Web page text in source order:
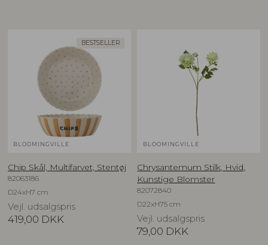
BESTSELLER
BLOOMINGVILLE
Chip Skål, Multifarvet, Stentøj
82063186
D24xH7 cm
Vejl. udsalgspris
419,00 DKK
BLOOMINGVILLE
Chrysantemum Stilk, Hvid,
Kunstige Blomster
82072840
D22xH75 cm
Vejl. udsalgspris
79,00 DKK